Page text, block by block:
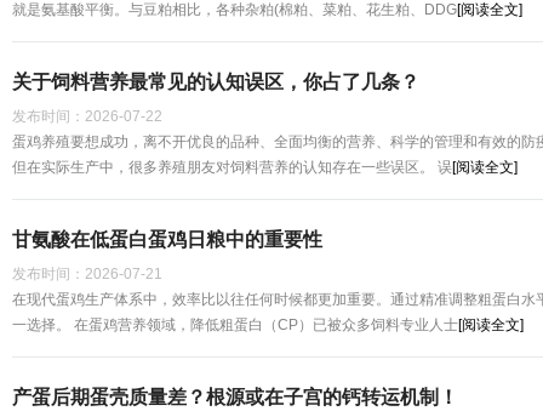
就是氨基酸平衡。与豆粕相比，各种杂粕(棉粕、菜粕、花生粕、DDG[阅读全文]
关于饲料营养最常见的认知误区，你占了几条？
发布时间： 2026-07-22
蛋鸡养殖要想成功，离不开优良的品种、全面均衡的营养、科学的管理和有效的
但在实际生产中，很多养殖朋友对饲料营养的认知存在一些误区。 误[阅读全文]
​​甘氨酸在低蛋白蛋鸡日粮中的重要性​
发布时间： 2026-07-21
在现代蛋鸡生产体系中，效率比以往任何时候都更加重要。通过精准调整粗蛋白
一选择。 在蛋鸡营养领域，降低粗蛋白（CP）已被众多饲料专业人士[阅读全文]
产蛋后期蛋壳质量差？根源或在子宫的钙转运机制！